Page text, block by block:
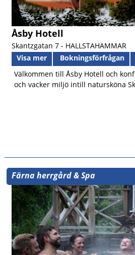
Åsby Hotell
Skantzgatan 7 - HALLSTAHAMMAR
Visa mer
Bokningsförfrågan
Välkommen till Åsby Hotell och
och vacker miljö intill natursköna
Färna herrgård & Spa